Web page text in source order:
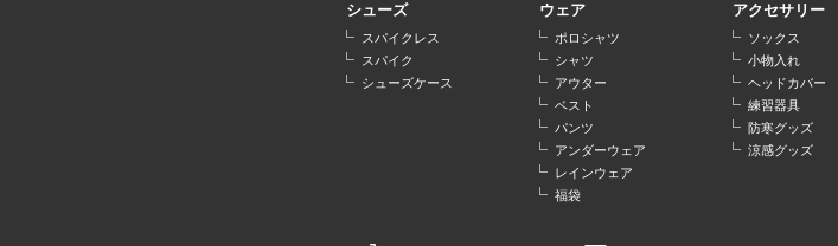
シューズ
スパイクレス
スパイク
シューズケース
ウェア
ポロシャツ
シャツ
アウター
ベスト
パンツ
アンダーウェア
レインウェア
福袋
アクセサリー
ソックス
小物入れ
ヘッドカバー
練習器具
防寒グッズ
涼感グッズ